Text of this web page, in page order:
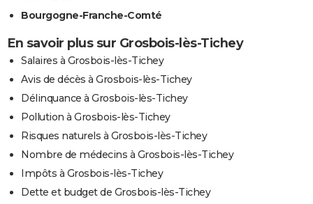
Bourgogne-Franche-Comté
En savoir plus sur Grosbois-lès-Tichey
Salaires à Grosbois-lès-Tichey
Avis de décès à Grosbois-lès-Tichey
Délinquance à Grosbois-lès-Tichey
Pollution à Grosbois-lès-Tichey
Risques naturels à Grosbois-lès-Tichey
Nombre de médecins à Grosbois-lès-Tichey
Impôts à Grosbois-lès-Tichey
Dette et budget de Grosbois-lès-Tichey